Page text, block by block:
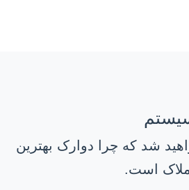
شد که چرا دوارک بهترین
است.